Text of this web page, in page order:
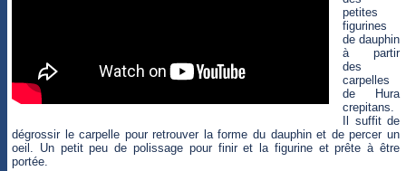
petites
figurines
de dauphin
à partir
des
carpelles
de Hura
crepitans.
Il suffit de
dégrossir le carpelle pour retrouver la forme du dauphin et de percer un
oeil. Un petit peu de polissage pour finir et la figurine et prête à être
portée.